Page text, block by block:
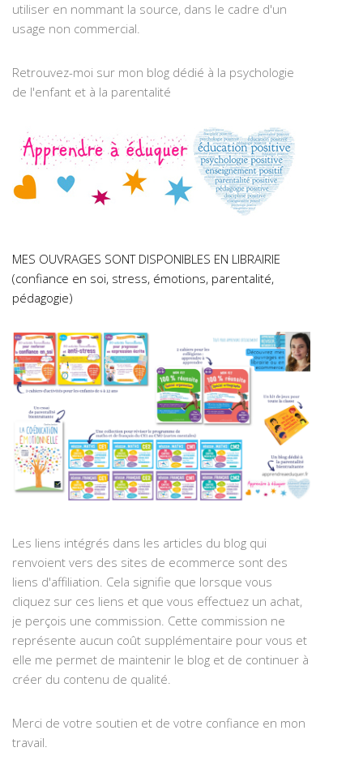
utiliser en nommant la source, dans le cadre d'un
usage non commercial.
Retrouvez-moi sur mon blog dédié à la psychologie
de l'enfant et à la parentalité
MES OUVRAGES SONT DISPONIBLES EN LIBRAIRIE
(confiance en soi, stress, émotions, parentalité,
pédagogie)
Les liens intégrés dans les articles du blog qui
renvoient vers des sites de ecommerce sont des
liens d'affiliation. Cela signifie que lorsque vous
cliquez sur ces liens et que vous effectuez un achat,
je perçois une commission. Cette commission ne
représente aucun coût supplémentaire pour vous et
elle me permet de maintenir le blog et de continuer à
créer du contenu de qualité.
Merci de votre soutien et de votre confiance en mon
travail.